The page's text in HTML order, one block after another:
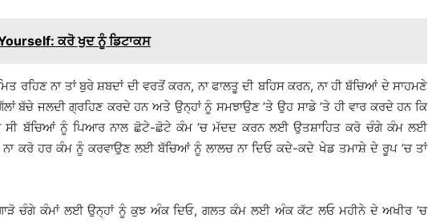
ਕਰੋ ਖੁਦ ਨੂੰ ਡਿਟਾਕਸ
ਰਹਿਣ ਨਾ ਤਾਂ ਬੁਰੇ ਸ਼ਬਦਾਂ ਦੀ ਵਰਤੋਂ ਕਰਨ, ਨਾ ਫਾਲਤੂ ਦੀ ਬਹਿਸ ਕਰਨ, ਨਾ ਹੀ ਬੱਚਿਆਂ ਦੇ ਸਾਹਮਣੇ
ਬੱਚੇ ਜਲਦੀ ਗ੍ਰਹਿਣ ਕਰਦੇ ਹਨ ਅਤੇ ਉਨ੍ਹਾਂ ਨੂੰ ਸਮਝਾਉਣ ’ਤੇ ਉਹ ਸਾਡੇ ’ਤੇ ਹੀ ਵਾਰ ਕਰਦੇ ਹਨ ਕਿ
ਸੀ ਬੱਚਿਆਂ ਨੂੰ ਪਿਆਰ ਨਾਲ ਛੋਟੇ-ਛੋਟੇ ਕੰਮ ’ਚ ਮੱਦਦ ਕਰਨ ਲਈ ਉਤਸ਼ਾਹਿਤ ਕਰੋ ਚੰਗੇ ਕੰਮ ਲਈ
ਨਾ ਕਰੋ ਹਰ ਕੰਮ ਨੂੰ ਕਰਵਾਉਣ ਲਈ ਬੱਚਿਆਂ ਨੂੰ ਲਾਲਚ ਨਾ ਦਿਓ ਕਦੇ-ਕਦੇ ਖੇਡ ਤਮਾਸ਼ੇ ਦੇ ਰੂਪ ’ਚ ਤਾਂ
ਚੰਗੇ ਕੰਮਾਂ ਲਈ ਉਨ੍ਹਾਂ ਨੂੰ ਕੁਝ ਅੰਕ ਦਿਓ, ਗਲਤ ਕੰਮ ਲਈ ਅੰਕ ਕੱਟ ਲਓ ਮਹੀਨੇ ਦੇ ਅਖੀਰ ’ਚ